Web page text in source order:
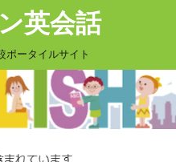
英会話
ポータイルサイト